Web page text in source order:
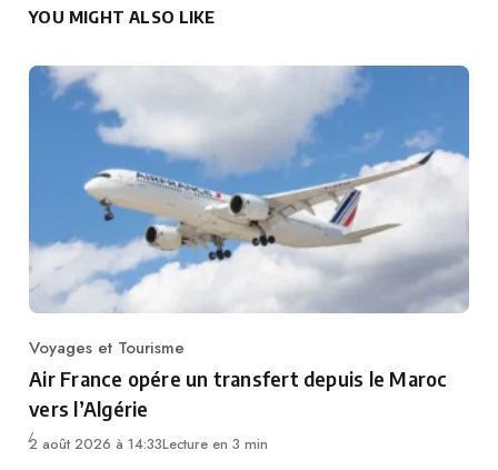
YOU MIGHT ALSO LIKE
Category
Voyages et Tourisme
Air France opére un transfert depuis le Maroc
vers l’Algérie
2 août 2026 à 14:33Lecture en 3 min